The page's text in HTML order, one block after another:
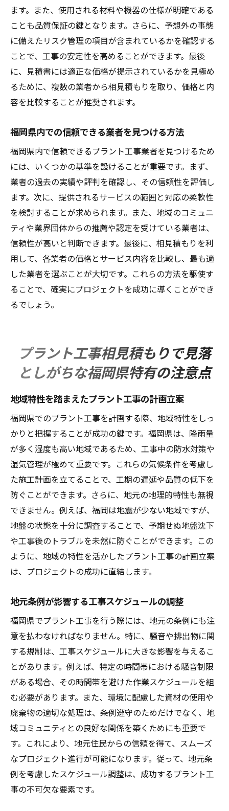
実践
福岡県内での労働力活用によるコスト効率
化
プラント工事の段階的な工程管理
緊急事態への迅速対応策の構築
予算内で高品質を維持するための技術選定
工事の賢い選び方
初めての相見積もりにおける注意点
競合他社との比較で得られる洞察
業者選定における評価基準の設定
顧客レビューを活用した信頼性の確認
相見積もり後のフォローアップと改善点
福岡県で長期的パートナーシップを築く方
法
ます。また、使用される材料や機器の仕様が明確である
ことも品質保証の鍵となります。さらに、予想外の事態
に備えたリスク管理の項目が含まれているかを確認する
ことで、工事の安定性を高めることができます。最後
に、見積書には適正な価格が提示されているかを見極め
るために、複数の業者から相見積もりを取り、価格と内
容を比較することが推奨されます。
福岡県内での信頼できる業者を見つける方法
福岡県内で信頼できるプラント工事業者を見つけるため
には、いくつかの基準を設けることが重要です。まず、
業者の過去の実績や評判を確認し、その信頼性を評価し
ます。次に、提供されるサービスの範囲と対応の柔軟性
を検討することが求められます。また、地域のコミュニ
ティや業界団体からの推薦や認定を受けている業者は、
信頼性が高いと判断できます。最後に、相見積もりを利
用して、各業者の価格とサービス内容を比較し、最も適
した業者を選ぶことが大切です。これらの方法を駆使す
ることで、確実にプロジェクトを成功に導くことができ
るでしょう。
プラント工事相見積もりで見落
としがちな福岡県特有の注意点
地域特性を踏まえたプラント工事の計画立案
福岡県でのプラント工事を計画する際、地域特性をしっ
かりと把握することが成功の鍵です。福岡県は、降雨量
が多く湿度も高い地域であるため、工事中の防水対策や
湿気管理が極めて重要です。これらの気候条件を考慮し
た施工計画を立てることで、工期の遅延や品質の低下を
防ぐことができます。さらに、地元の地理的特性も無視
できません。例えば、福岡は地震が少ない地域ですが、
地盤の状態を十分に調査することで、予期せぬ地盤沈下
や工事後のトラブルを未然に防ぐことができます。この
ように、地域の特性を活かしたプラント工事の計画立案
は、プロジェクトの成功に直結します。
地元条例が影響する工事スケジュールの調整
福岡県でプラント工事を行う際には、地元の条例にも注
意を払わなければなりません。特に、騒音や排出物に関
する規制は、工事スケジュールに大きな影響を与えるこ
とがあります。例えば、特定の時間帯における騒音制限
がある場合、その時間帯を避けた作業スケジュールを組
む必要があります。また、環境に配慮した資材の使用や
廃棄物の適切な処理は、条例遵守のためだけでなく、地
域コミュニティとの良好な関係を築くためにも重要で
す。これにより、地元住民からの信頼を得て、スムーズ
なプロジェクト進行が可能になります。従って、地元条
例を考慮したスケジュール調整は、成功するプラント工
事の不可欠な要素です。